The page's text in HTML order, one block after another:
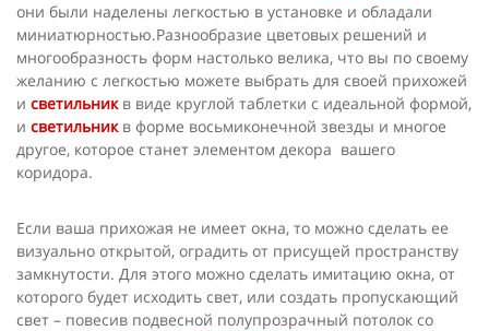
они были наделены легкостью в установке и обладали
миниатюрностью.Разнообразие цветовых решений и
многообразность форм настолько велика, что вы по своему
желанию с легкостью можете выбрать для своей прихожей
и светильникв виде круглой таблетки с идеальной формой,
и светильникв форме восьмиконечной звезды и многое
другое, которое станет элементом декора вашего
коридора.
Если ваша прихожая не имеет окна, то можно сделать ее
визуально открытой, оградить от присущей пространству
замкнутости. Для этого можно сделать имитацию окна, от
которого будет исходить свет, или создать пропускающий
свет – повесив подвесной полупрозрачный потолок со